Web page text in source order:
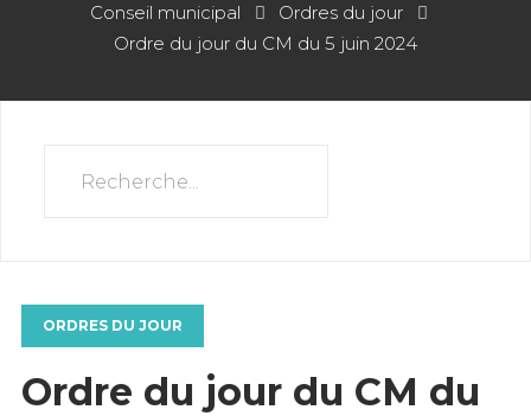
Conseil municipal
Ordres du jour
Ordre du jour du CM du 5 juin 2024
ORDRES DU JOUR
Ordre du jour du CM du